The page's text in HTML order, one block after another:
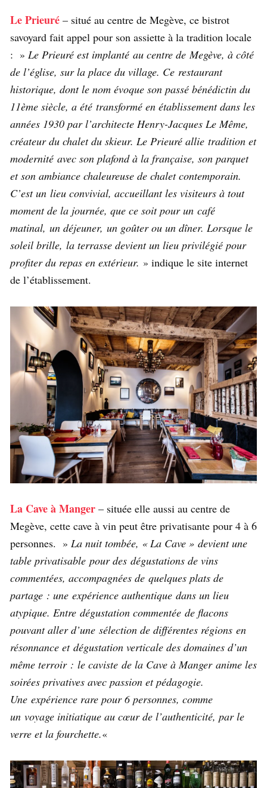
Le Prieuré – situé au centre de Megève, ce bistrot
savoyard fait appel pour son assiette à la tradition locale
: » Le Prieuré est implanté au centre de Megève, à côté
de l’église, sur la place du village. Ce restaurant
historique, dont le nom évoque son passé bénédictin du
11ème siècle, a été transformé en établissement dans les
années 1930 par l’architecte Henry-Jacques Le Même,
créateur du chalet du skieur. Le Prieuré allie tradition et
modernité avec son plafond à la française, son parquet
et son ambiance chaleureuse de chalet contemporain.
C’est un lieu convivial, accueillant les visiteurs à tout
moment de la journée, que ce soit pour un café
matinal, un déjeuner, un goûter ou un dîner. Lorsque le
soleil brille, la terrasse devient un lieu privilégié pour
profiter du repas en extérieur. » indique le site internet
de l’établissement.
La Cave à Manger – située elle aussi au centre de
Megève, cette cave à vin peut être privatisante pour 4 à 6
personnes. » La nuit tombée, « La Cave » devient une
table privatisable pour des dégustations de vins
commentées, accompagnées de quelques plats de
partage : une expérience authentique dans un lieu
atypique. Entre dégustation commentée de flacons
pouvant aller d’une sélection de différentes régions en
résonnance et dégustation verticale des domaines d’un
même terroir : le caviste de la Cave à Manger anime les
soirées privatives avec passion et pédagogie.
Une expérience rare pour 6 personnes, comme
un voyage initiatique au cœur de l’authenticité, par le
verre et la fourchette.«